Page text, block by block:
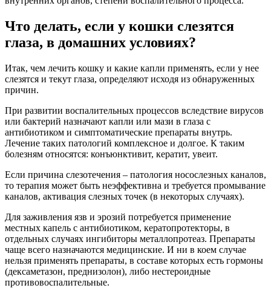
Что делать, если у кошки слезятся
глаза, в домашних условиях?
Итак, чем лечить кошку и какие капли применять, если у нее
слезятся и текут глаза, определяют исходя из обнаруженных
причин.
При развитии воспалительных процессов вследствие вирусов
или бактерий назначают капли или мази в глаза с
антибиотиком и симптоматические препараты внутрь.
Лечение таких патологий комплексное и долгое. К таким
болезням относятся: конъюнктивит, кератит, увеит.
Если причина слезотечения – патология носослезных каналов,
то терапия может быть неэффективна и требуется промывание
каналов, активация слезных точек (в некоторых случаях).
Для заживления язв и эрозий потребуется применение
местных капель с антибиотиком, кератопротекторы, в
отдельных случаях ингибиторы металлопротеаз. Препараты
чаще всего назначаются медицинские. И ни в коем случае
нельзя применять препараты, в составе которых есть гормоны
(дексаметазон, преднизолон), либо нестероидные
противовоспалительные.